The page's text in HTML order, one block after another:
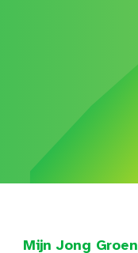
Mijn Jong Groen